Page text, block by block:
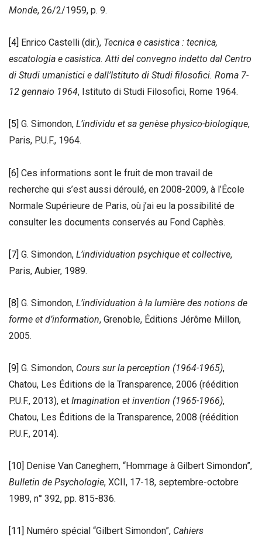
Monde, 26/2/1959, p. 9.
[4] Enrico Castelli (dir.), Tecnica e casistica : tecnica,
escatologia e casistica. Atti del convegno indetto dal Centro
di Studi umanistici e dall’Istituto di Studi filosofici. Roma 7-
12 gennaio 1964, Istituto di Studi Filosofici, Rome 1964.
[5] G. Simondon, L’individu et sa genèse physico-biologique,
Paris, P.U.F., 1964.
[6] Ces informations sont le fruit de mon travail de
recherche qui s’est aussi déroulé, en 2008-2009, à l’École
Normale Supérieure de Paris, où j’ai eu la possibilité de
consulter les documents conservés au Fond Caphès.
[7] G. Simondon, L’individuation psychique et collective,
Paris, Aubier, 1989.
[8] G. Simondon, L’individuation à la lumière des notions de
forme et d’information, Grenoble, Éditions Jérôme Millon,
2005.
[9] G. Simondon, Cours sur la perception (1964-1965),
Chatou, Les Éditions de la Transparence, 2006 (réédition
P.U.F., 2013), et Imagination et invention (1965-1966),
Chatou, Les Éditions de la Transparence, 2008 (réédition
P.U.F., 2014).
[10] Denise Van Caneghem, “Hommage à Gilbert Simondon”,
Bulletin de Psychologie, XCII, 17-18, septembre-octobre
1989, n° 392, pp. 815-836.
[11] Numéro spécial “Gilbert Simondon”, Cahiers